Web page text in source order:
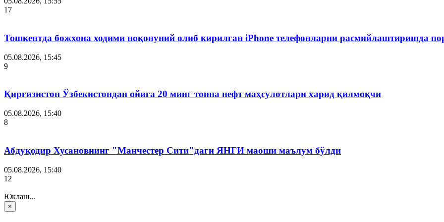
17
Тошкентда божхона ходими ноқонуний олиб кирилган iPhone телефонларни расмийлаштиришда
05.08.2026, 15:45
9
Қирғизистон Ўзбекистондан ойига 20 минг тонна нефт маҳсулотлари харид қилмоқчи
05.08.2026, 15:40
8
Абдуқодир Хусановнинг "Манчестер Сити"даги ЯНГИ маоши маълум бўлди
05.08.2026, 15:40
12
Юклаш...
×